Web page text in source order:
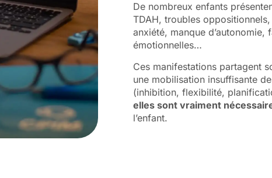
De nombreux enfants
TDAH, troubles
anxiété, manque
émotionnelles…
Ces manifestations partagent
une mobilisation insuffisante
(inhibition, flexibilité,
elles sont vraiment
l’enfant.